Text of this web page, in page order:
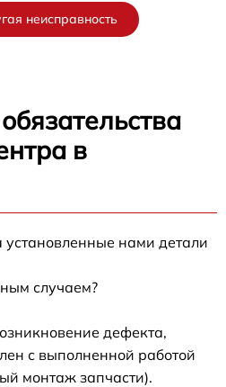
неисправность
в
установленные нами детали
случаем?
дефекта,
с выполненной работой
монтаж запчасти).